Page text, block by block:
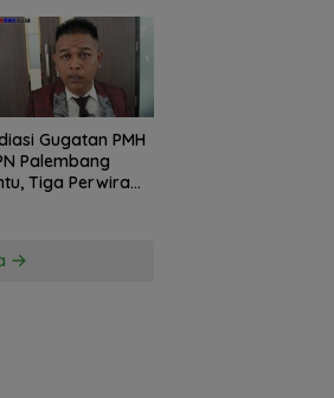
Gugatan PMH
Palembang
Tiga Perwira